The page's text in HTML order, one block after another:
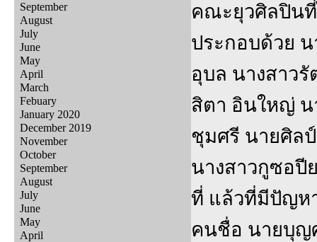
September
August
July
June
May
April
March
Febuary
January 2020
December 2019
November
October
September
August
July
June
May
April
คณะยุวศิลปินที่
ประกอบด้วย น
อุบล นางสาว
สิตา อินใหญ่ น
ชุมศรี นายศิล
นางสาวกูซอปี
ที่ แล้วที่มีปัญห
คนชื่อ นายบุญ